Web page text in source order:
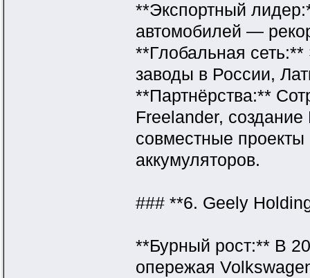
**Экспортный
автомобилей —
**Глобальная
заводы в России,
**Партнёрства:**
Freelander,
совместные
аккумуляторов.
### **6. Geely
**Бурный рост:** В
опережая